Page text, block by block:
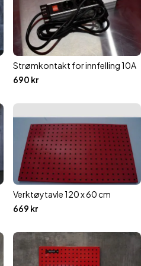
Strømkontakt for innfelling 10A
690 kr
Verktøytavle 120 x 60 cm
669 kr